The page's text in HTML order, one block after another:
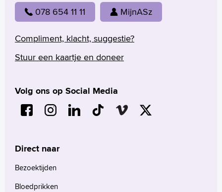
078 654 11 11 MijnASz
Compliment, klacht, suggestie?
Stuur een kaartje en doneer
Volg ons op Social Media
Direct naar
Bezoektijden
Bloedprikken